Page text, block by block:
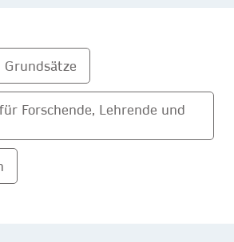
Forschende, Lehrende und